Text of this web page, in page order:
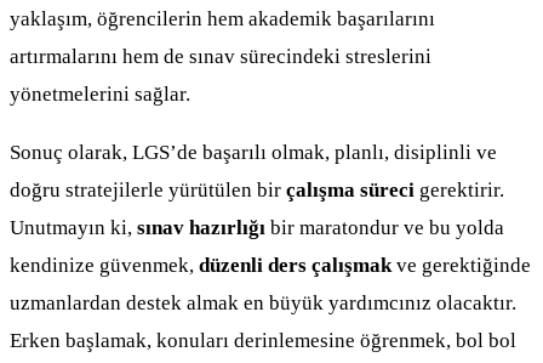
yaklaşım, öğrencilerin hem akademik başarılarını
artırmalarını hem de sınav sürecindeki streslerini
yönetmelerini sağlar.
Sonuç olarak, LGS’de başarılı olmak, planlı, disiplinli ve
doğru stratejilerle yürütülen bir çalışma süreci gerektirir.
Unutmayın ki, sınav hazırlığı bir maratondur ve bu yolda
kendinize güvenmek, düzenli ders çalışmak ve gerektiğinde
uzmanlardan destek almak en büyük yardımcınız olacaktır.
Erken başlamak, konuları derinlemesine öğrenmek, bol bol